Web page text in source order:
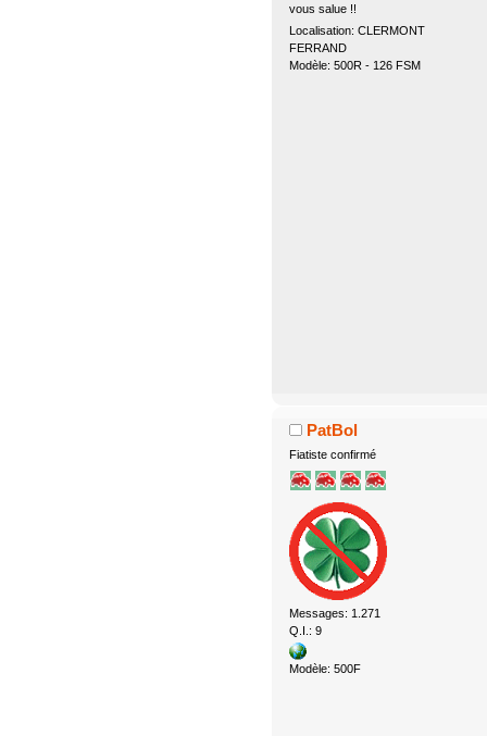
vous salue !!
Localisation: CLERMONT
FERRAND
Modèle: 500R - 126 FSM
PatBol
Fiatiste confirmé
Messages: 1.271
Q.I.: 9
Modèle: 500F